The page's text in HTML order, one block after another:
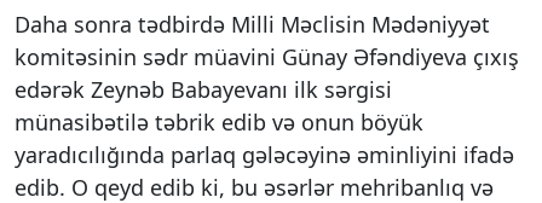
Daha sonra tədbirdə Milli Məclisin Mədəniyyət
komitəsinin sədr müavini Günay Əfəndiyeva çıxış
edərək Zeynəb Babayevanı ilk sərgisi
münasibətilə təbrik edib və onun böyük
yaradıcılığında parlaq gələcəyinə əminliyini ifadə
edib. O qeyd edib ki, bu əsərlər mehribanlıq və